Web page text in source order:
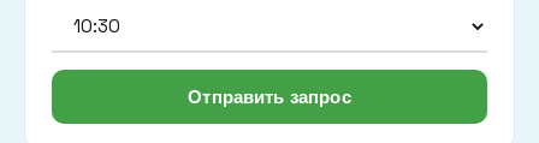
Отправить запрос